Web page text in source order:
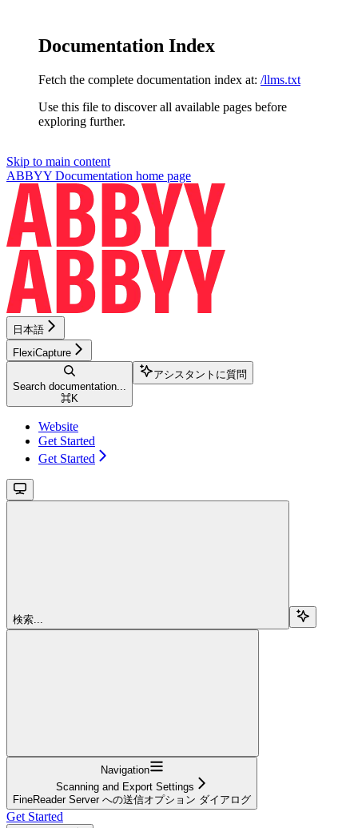
Documentation Index
Fetch the complete documentation index at: /llms.txt
Use this file to discover all available pages before
exploring further.
Skip to main content
ABBYY Documentation home page
日本語
FlexiCapture
Search documentation...
⌘K
アシスタントに質問
Website
Get Started
Get Started
検索...
Navigation
Scanning and Export Settings
FineReader Server への送信オプション ダイアログ
Get Started